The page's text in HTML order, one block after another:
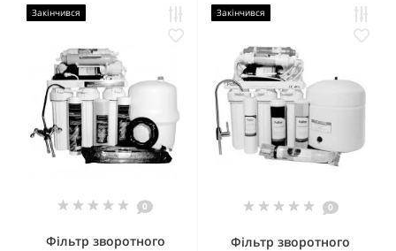
Закінчився
0
Фільтр зворотного
Закінчився
0
Фільтр зворотного